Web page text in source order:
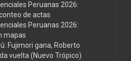
Peruanas 2026:
de actas
Peruanas 2026:
mapas
Fujimori gana, Roberto
vuelta (Nuevo Trópico)